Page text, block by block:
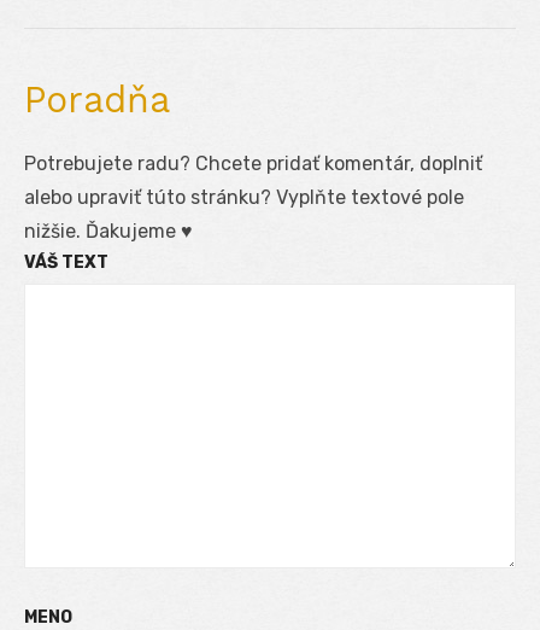
Poradňa
Potrebujete radu? Chcete pridať komentár, doplniť
alebo upraviť túto stránku? Vyplňte textové pole
nižšie. Ďakujeme ♥
VÁŠ TEXT
MENO